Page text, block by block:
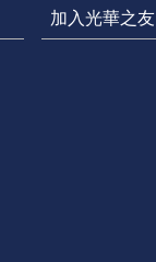
加入光華之友